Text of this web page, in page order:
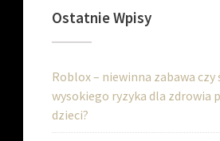
Ostatnie Wpisy
Roblox – niewinna zabawa czy
wysokiego ryzyka dla zdrowia
dzieci?